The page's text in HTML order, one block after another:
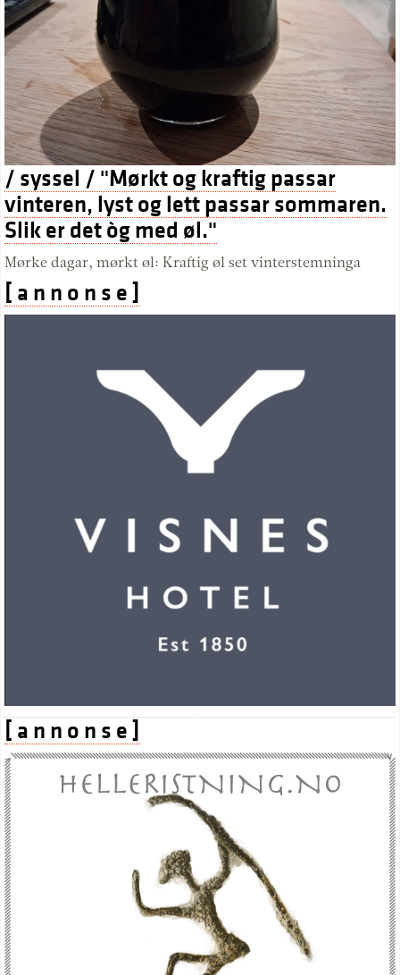
/ syssel / "Mørkt og kraftig passar
vinteren, lyst og lett passar sommaren.
Slik er det òg med øl."
Mørke dagar, mørkt øl: Kraftig øl set vinterstemninga
[ a n n o n s e ]
[ a n n o n s e ]